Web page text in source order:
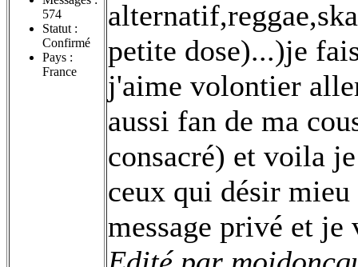
574
Statut :
Confirmé
Pays :
France
petite dose)...)je
j'aime volontier
aussi fan de ma
consacré) et voila
ceux qui désir
message privé et